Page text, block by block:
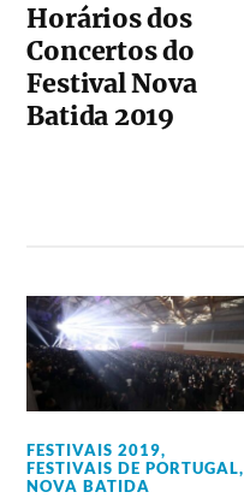
Horários dos
Concertos do
Festival Nova
Batida 2019
FESTIVAIS 2019,
FESTIVAIS DE PORTUGAL,
NOVA BATIDA